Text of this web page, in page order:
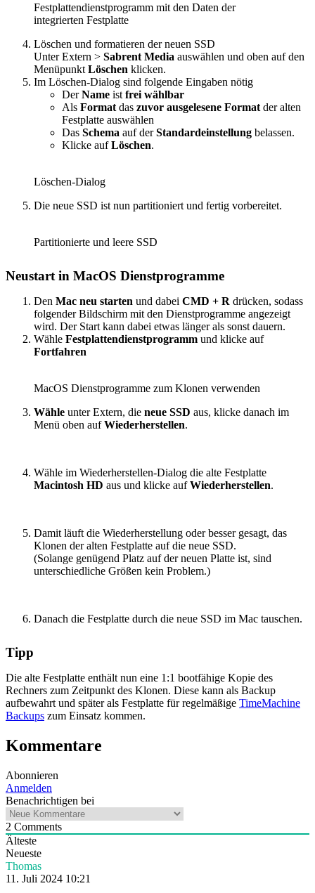
Festplattendienstprogramm mit den Daten der
integrierten Festplatte
Löschen und formatieren der neuen SSD
Unter Extern > Sabrent Media auswählen und oben auf den
Menüpunkt Löschen klicken.
Im Löschen-Dialog sind folgende Eingaben nötig
DerName ist frei wählbar
Als Format das zuvor ausgelesene Format der alten
Festplatte auswählen
Das Schema auf derStandardeinstellung belassen.
Klicke aufLöschen.
Löschen-Dialog
Die neue SSD ist nun partitioniert und fertig vorbereitet.
Partitionierte und leere SSD
Neustart in MacOS Dienstprogramme
Den Mac neu starten und dabei CMD + R drücken, sodass
folgender Bildschirm mit den Dienstprogramme angezeigt
wird. Der Start kann dabei etwas länger als sonst dauern.
Wähle Festplattendienstprogramm und klicke auf
Fortfahren
MacOS Dienstprogramme zum Klonen verwenden
Wähle unter Extern, die neue SSD aus, klicke danach im
Menü oben aufWiederherstellen.
Wähle im Wiederherstellen-Dialog die alte Festplatte
Macintosh HD aus und klicke aufWiederherstellen.
Damit läuft die Wiederherstellung oder besser gesagt, das
Klonen der alten Festplatte auf die neue SSD.
(Solange genügend Platz auf der neuen Platte ist, sind
unterschiedliche Größen kein Problem.)
Danach die Festplatte durch die neue SSD im Mac tauschen.
Tipp
Die alte Festplatte enthält nun eine 1:1 bootfähige Kopie des
Rechners zum Zeitpunkt des Klonen. Diese kann als Backup
aufbewahrt und später als Festplatte für regelmäßige TimeMachine
Backups zum Einsatz kommen.
Kommentare
Abonnieren
Anmelden
Benachrichtigen bei
2 Comments
Älteste
Neueste
Thomas
11. Juli 2024 10:21